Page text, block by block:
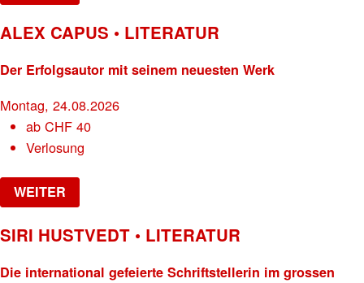
ALEX CAPUS • LITERATUR
Der Erfolgsautor mit seinem neuesten Werk
Montag, 24.08.2026
abCHF 40
Verlosung
WEITER
SIRI HUSTVEDT • LITERATUR
Die international gefeierte Schriftstellerin im grossen